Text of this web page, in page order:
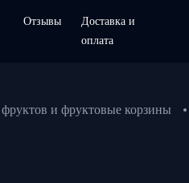
Отзывы
Доставка и
оплата
и фруктовые корзины